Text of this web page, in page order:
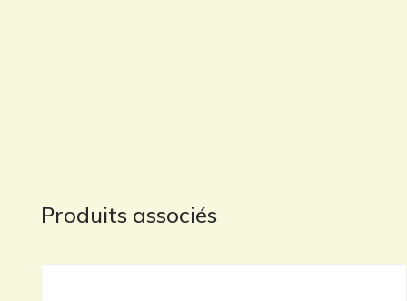
Produits associés